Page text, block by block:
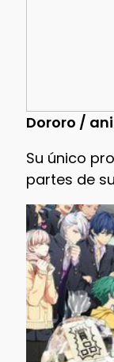
Dororo /
Su único
partes de